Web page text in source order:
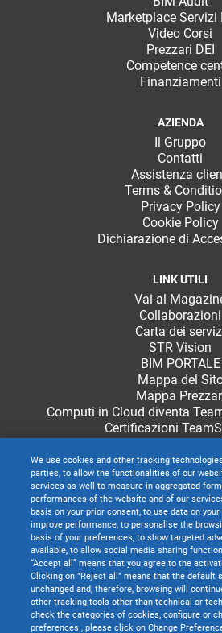
Marketplace Servizi
Video Corsi
Prezzari DEI
Competence
Finanziamenti
AZIENDA
Il Gruppo
Contatti
Assistenza
Terms &
Privacy Policy
Cookie Policy
Dichiarazione di
LINK UTILI
Vai al
Collaborazioni
Carta dei
STR Vision
BIM PORTALE
Mappa del
Mappa
Computi in Cloud diventa
Certificazioni
We use cookies and other tracking
parties, to allow the functionalities of our
services as well to measure in aggregated
performances of the website and of our
basis on your prior consent, to use data on
improve performance, to personalise the
basis of your preferences, to show targeted
available, to allow social media sharing
“Accept all” means that you agree to the
Clicking on "Reject all" means that the default
unchanged and, therefore, browsing will
other tracking tools other than technical or
check the categories of cookies, configure or
preferences , please click on Change